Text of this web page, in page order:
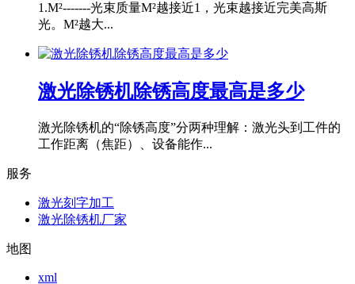
1.M²-------光束质量M²越接近1，光束越接近完美高斯
光。M²越大...
激光除锈机除锈高度最高是多少
激光除锈机的“除锈高度”分两种理解：激光头到工件的
工作距离（焦距）、设备能作...
服务
激光刻字加工
激光除锈机厂家
地图
xml